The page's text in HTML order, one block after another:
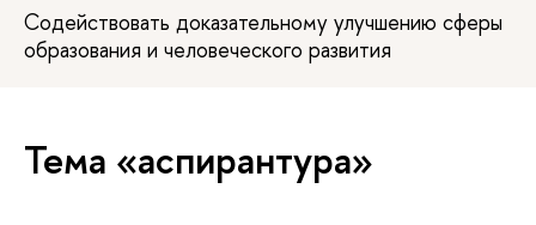
Содействовать доказательному улучшению сферы
образования и человеческого развития
Тема «аспирантура»